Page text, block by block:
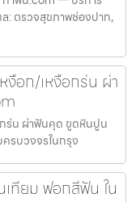
: ตรวจสุขภาพช่องปาก,
อก/เหงือกร่น ผ่า
ร่น ผ่าฟันคุด ขูดหินปูน
รบวงจรในกรุง
ทียม ฟอกสีฟัน ใน